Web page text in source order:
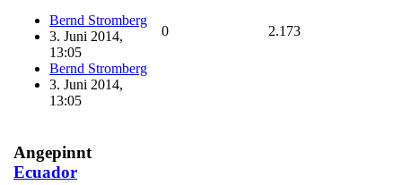
Bernd Stromberg
3. Juni 2014,
13:05
Bernd Stromberg
3. Juni 2014,
13:05
0 2.173
Angepinnt
Ecuador